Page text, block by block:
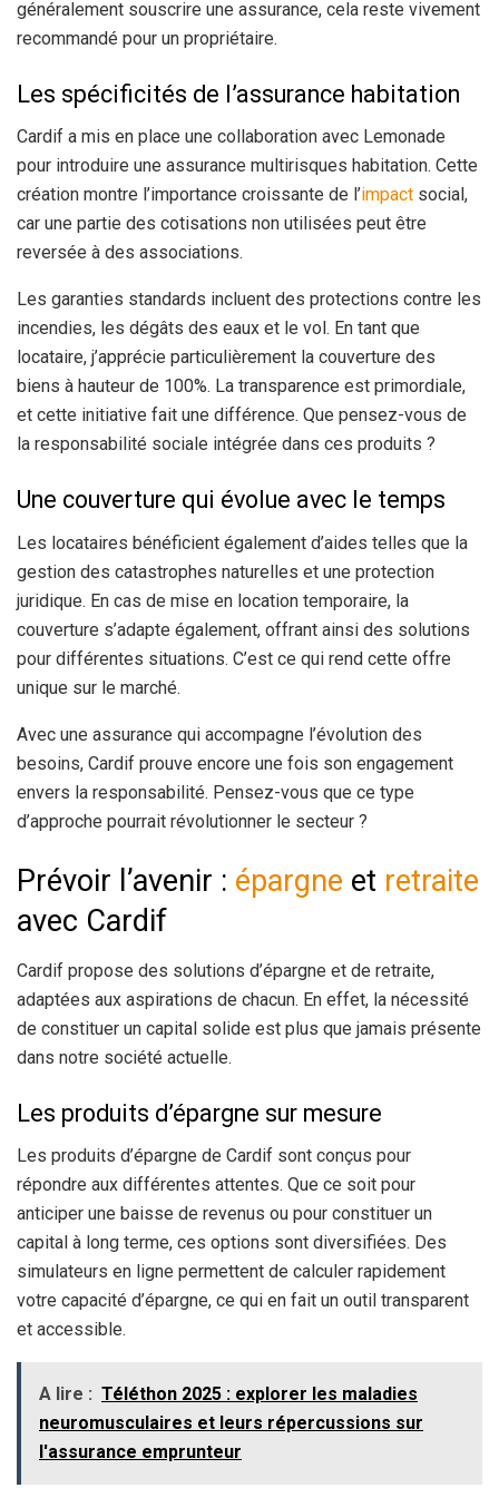
généralement souscrire une assurance, cela reste vivement
recommandé pour un propriétaire.
Les spécificités de l’assurance habitation
Cardif a mis en place une collaboration avec Lemonade
pour introduire une assurance multirisques habitation. Cette
création montre l’importance croissante de l’impact social,
car une partie des cotisations non utilisées peut être
reversée à des associations.
Les garanties standards incluent des protections contre les
incendies, les dégâts des eaux et le vol. En tant que
locataire, j’apprécie particulièrement la couverture des
biens à hauteur de 100%. La transparence est primordiale,
et cette initiative fait une différence. Que pensez-vous de
la responsabilité sociale intégrée dans ces produits ?
Une couverture qui évolue avec le temps
Les locataires bénéficient également d’aides telles que la
gestion des catastrophes naturelles et une protection
juridique. En cas de mise en location temporaire, la
couverture s’adapte également, offrant ainsi des solutions
pour différentes situations. C’est ce qui rend cette offre
unique sur le marché.
Avec une assurance qui accompagne l’évolution des
besoins, Cardif prouve encore une fois son engagement
envers la responsabilité. Pensez-vous que ce type
d’approche pourrait révolutionner le secteur ?
Prévoir l’avenir : épargne et retraite
avec Cardif
Cardif propose des solutions d’épargne et de retraite,
adaptées aux aspirations de chacun. En effet, la nécessité
de constituer un capital solide est plus que jamais présente
dans notre société actuelle.
Les produits d’épargne sur mesure
Les produits d’épargne de Cardif sont conçus pour
répondre aux différentes attentes. Que ce soit pour
anticiper une baisse de revenus ou pour constituer un
capital à long terme, ces options sont diversifiées. Des
simulateurs en ligne permettent de calculer rapidement
votre capacité d’épargne, ce qui en fait un outil transparent
et accessible.
A lire : Téléthon 2025 : explorer les maladies
neuromusculaires et leurs répercussions sur
l'assurance emprunteur